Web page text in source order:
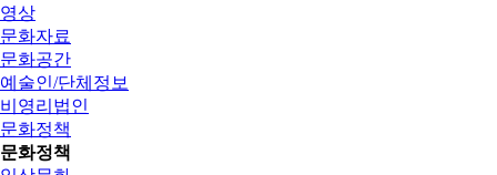
영상
문화자료
문화공간
예술인/단체정보
비영리법인
문화정책
문화정책